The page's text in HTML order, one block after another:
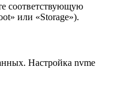
соответствующую
или «Storage»).
Настройка nvme